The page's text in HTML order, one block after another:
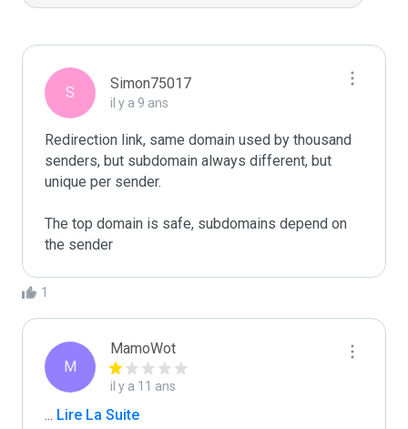
S
Simon75017
il y a 9 ans
Redirection link, same domain used by thousand
senders, but subdomain always different, but
unique per sender.
The top domain is safe, subdomains depend on
the sender
1
M
MamoWot
il y a 11 ans
... Lire La Suite